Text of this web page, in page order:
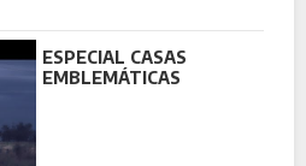
ESPECIAL CASAS
EMBLEMÁTICAS